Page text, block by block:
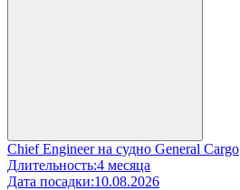
Chief Engineer на судно General Cargo
Длительность:4 месяца
Дата посадки:10.08.2026